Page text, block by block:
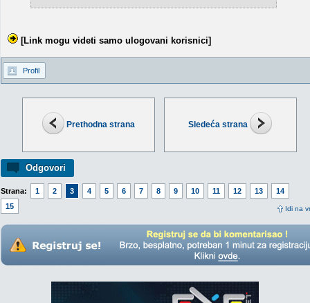
Prethodna strana Sledeća strana
Odgovori
Strana: 1 2 3 4 5 6 7 8 9 10 11 12 13
14
15
Idi na
[Link mogu videti samo ulogovani korisnici]
Profil